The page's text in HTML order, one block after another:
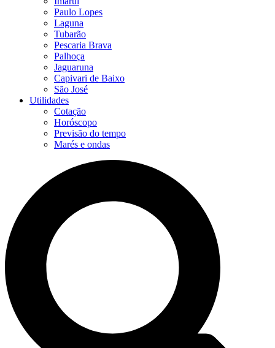
Paulo Lopes
Laguna
Tubarão
Pescaria Brava
Palhoça
Jaguaruna
Capivari de Baixo
São José
Utilidades
Cotação
Horóscopo
Previsão do tempo
Marés e ondas